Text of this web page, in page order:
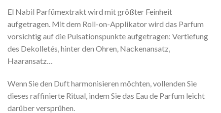
El Nabil Parfümextrakt wird mit größter Feinheit
aufgetragen. Mit dem Roll-on-Applikator wird das Parfum
vorsichtig auf die Pulsationspunkte aufgetragen: Vertiefung
des Dekolletés, hinter den Ohren, Nackenansatz,
Haaransatz…
Wenn Sie den Duft harmonisieren möchten, vollenden Sie
dieses raffinierte Ritual, indem Sie das Eau de Parfum leicht
darüber versprühen.